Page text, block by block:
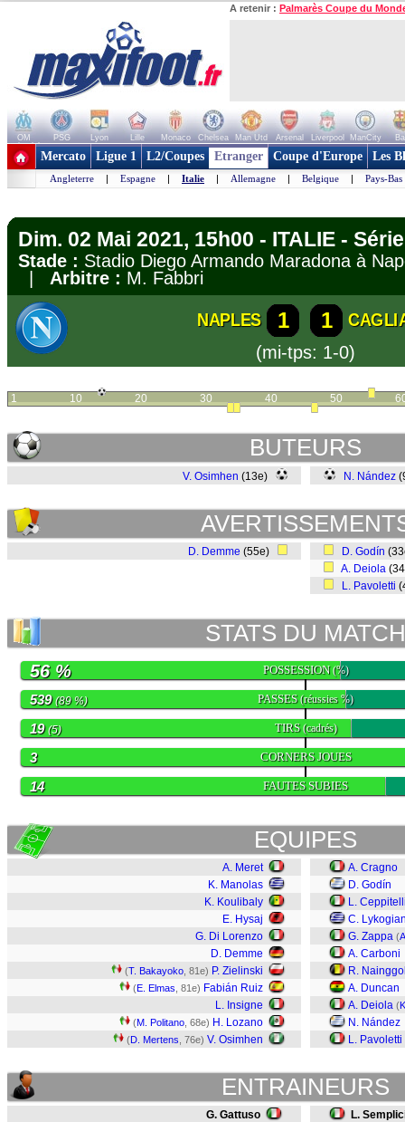
A retenir : Palmarès Coupe du
OM PSG Lyon Lille Monaco Chelsea Man Utd Arsenal Liverpool ManCity
+ de clubs
Mercato Ligue 1 L2/Coupes Etranger Coupe d'Europe Les
Angleterre | Espagne | Italie | Allemagne | Belgique | Pays-Bas
Dim. 02 Mai 2021, 15h00 - ITALIE -
Stade : Stadio Diego Armando Maradona à
Arbitre : M. Fabbri
NAPLES 1 1
(mi-tps: 1-0)
1 10 20 30 40 50
BUTEURS
V. Osimhen (13e) N. Nández
D. Demme (55e) D. Godín
A. Deiola
L. Pavoletti
STATS DU MATCH
POSSESSION(%)
56 %
PASSES(réussies %)
539(89 %)
TIRS(cadrés)
19(5)
CORNERS JOUES
3
FAUTES SUBIES
14
EQUIPES
A. Meret
K. Manolas
K. Koulibaly
E. Hysaj
G. Di Lorenzo
D. Demme
(T. Bakayoko , 81e) P. Zielinski
(E. Elmas , 81e) Fabián Ruiz
L. Insigne
(M. Politano , 68e) H. Lozano
(D. Mertens , 76e) V. Osimhen
A. Cragno
D. Godín
L.
C.
G. Zappa (
A. Carboni
R.
A. Duncan
A. Deiola (
N. Nández
L. Pavoletti
ENTRAINEURS
G. Gattuso L.